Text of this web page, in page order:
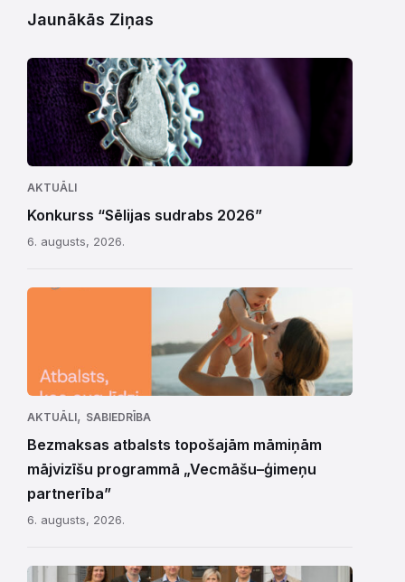
Jaunākās Ziņas
AKTUĀLI
Konkurss “Sēlijas sudrabs 2026”
6. augusts, 2026.
AKTUĀLI, SABIEDRĪBA
Bezmaksas atbalsts topošajām māmiņām
mājvizīšu programmā „Vecmāšu–ģimeņu
partnerība”
6. augusts, 2026.